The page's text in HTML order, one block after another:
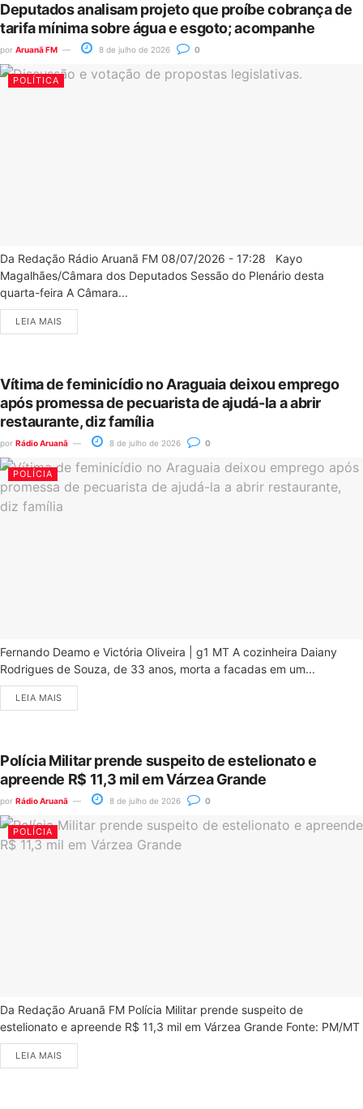
Deputados analisam projeto que proíbe cobrança de
tarifa mínima sobre água e esgoto; acompanhe
por Aruanã FM 8 de julho de 2026 0
POLÍTICA
Da Redação Rádio Aruanã FM 08/07/2026 - 17:28 Kayo
Magalhães/Câmara dos Deputados Sessão do Plenário desta
quarta-feira A Câmara...
LEIA MAIS
Vítima de feminicídio no Araguaia deixou emprego
após promessa de pecuarista de ajudá-la a abrir
restaurante, diz família
por Rádio Aruanã 8 de julho de 2026 0
POLÍCIA
Fernando Deamo e Victória Oliveira | g1 MT A cozinheira Daiany
Rodrigues de Souza, de 33 anos, morta a facadas em um...
LEIA MAIS
Polícia Militar prende suspeito de estelionato e
apreende R$ 11,3 mil em Várzea Grande
por Rádio Aruanã 8 de julho de 2026 0
POLÍCIA
Da Redação Aruanã FM Polícia Militar prende suspeito de
estelionato e apreende R$ 11,3 mil em Várzea Grande Fonte: PM/MT
LEIA MAIS